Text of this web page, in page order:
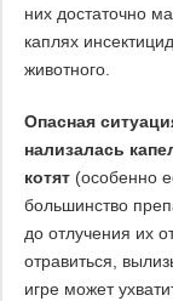
них достаточно
каплях
животного.
Опасная
нализалась
котят(особенно
большинство
до отлучения их
отравиться,
игре может